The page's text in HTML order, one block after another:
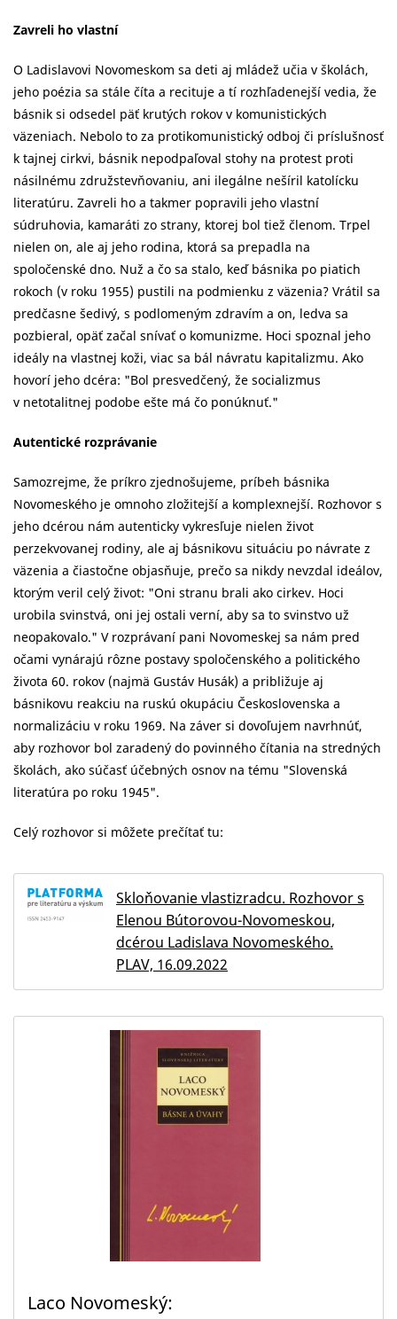
Zavreli ho vlastní
O Ladislavovi Novomeskom sa deti aj mládež učia v školách,
jeho poézia sa stále číta a recituje a tí rozhľadenejší vedia, že
básnik si odsedel päť krutých rokov v komunistických
väzeniach. Nebolo to za protikomunistický odboj či príslušnosť
k tajnej cirkvi, básnik nepodpaľoval stohy na protest proti
násilnému združstevňovaniu, ani ilegálne nešíril katolícku
literatúru. Zavreli ho a takmer popravili jeho vlastní
súdruhovia, kamaráti zo strany, ktorej bol tiež členom. Trpel
nielen on, ale aj jeho rodina, ktorá sa prepadla na
spoločenské dno. Nuž a čo sa stalo, keď básnika po piatich
rokoch (v roku 1955) pustili na podmienku z väzenia? Vrátil sa
predčasne šedivý, s podlomeným zdravím a on, ledva sa
pozbieral, opäť začal snívať o komunizme. Hoci spoznal jeho
ideály na vlastnej koži, viac sa bál návratu kapitalizmu. Ako
hovorí jeho dcéra: "Bol presvedčený, že socializmus
v netotalitnej podobe ešte má čo ponúknuť."
Autentické rozprávanie
Samozrejme, že príkro zjednošujeme, príbeh básnika
Novomeského je omnoho zložitejší a komplexnejší. Rozhovor s
jeho dcérou nám autenticky vykresľuje nielen život
perzekvovanej rodiny, ale aj básnikovu situáciu po návrate z
väzenia a čiastočne objasňuje, prečo sa nikdy nevzdal ideálov,
ktorým veril celý život: "Oni stranu brali ako cirkev. Hoci
urobila svinstvá, oni jej ostali verní, aby sa to svinstvo už
neopakovalo." V rozprávaní pani Novomeskej sa nám pred
očami vynárajú rôzne postavy spoločenského a politického
života 60. rokov (najmä Gustáv Husák) a približuje aj
básnikovu reakciu na ruskú okupáciu Československa a
normalizáciu v roku 1969. Na záver si dovoľujem navrhnúť,
aby rozhovor bol zaradený do povinného čítania na stredných
školách, ako súčasť účebných osnov na tému "Slovenská
literatúra po roku 1945".
Celý rozhovor si môžete prečítať tu:
Skloňovanie vlastizradcu. Rozhovor s
Elenou Bútorovou-Novomeskou,
dcérou Ladislava Novomeského.
PLAV, 16.09.2022
Laco Novomeský